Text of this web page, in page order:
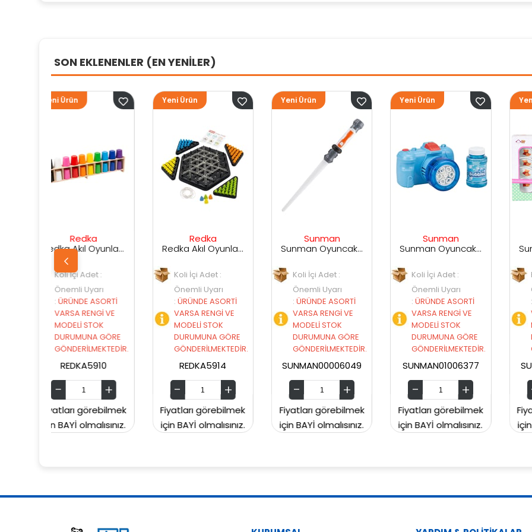
SON EKLENENLER (EN YENİLER)
Koli İçi Adet :
Önemli Uyarı
:ÜRÜNDE ASORTİ
VARSA RENGİ VE
MODELİ STOK
DURUMUNA GÖRE
GÖNDERİLMEKTEDİR.
REDKA5914
Yeni Ürün
Fiyatları görebilmek
için BAYİ olmalısınız.
Sunman
Koli İçi Adet :
Önemli Uyarı
: ÜRÜNDE ASORTİ
VARSA RENGİ VE
MODELİ STOK
DURUMUNA GÖRE
GÖNDERİLMEKTEDİR.
SUNMAN00006049
Yeni Ürün
Fiyatları görebilmek
için BAYİ olmalısınız.
Sunman
Koli İçi Adet :
Önemli Uyarı
: ÜRÜNDE ASORTİ
VARSA RENGİ VE
MODELİ STOK
DURUMUNA GÖRE
GÖNDERİLMEKTEDİR.
SUNMAN01006377
Yeni Ürün
Fiyatları görebilmek
için BAYİ olmalısınız.
Sunman
Koli İçi Adet :
Önemli Uyarı
: ÜRÜNDE ASORTİ
VARSA RENGİ VE
MODELİ STOK
DURUMUNA GÖRE
GÖNDERİLMEKTEDİR.
SUNMAN00CH2129
Yeni Ürün
Fiyatları görebilmek
için BAYİ olmalısınız.